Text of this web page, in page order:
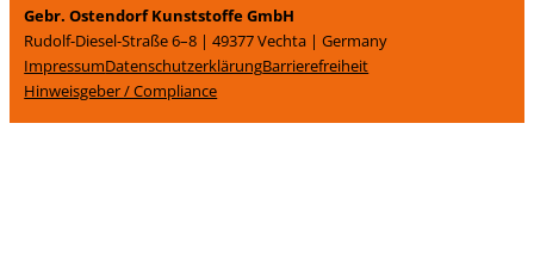
Gebr. Ostendorf Kunststoffe GmbH
Rudolf-Diesel-Straße 6–8 | 49377 Vechta | Germany
ImpressumDatenschutz­erklärungBarrierefreiheit
Hinweisgeber / Compliance